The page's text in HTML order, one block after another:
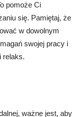
pomoże Ci
się. Pamiętaj, że
w dowolnym
swojej pracy i
relaks.
ważne jest, aby